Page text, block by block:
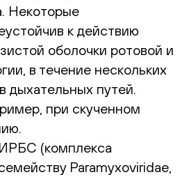
Некоторые
к действию
оболочки ротовой и
в течение нескольких
путей.
при скученном
(комплекса
Paramyxoviridae,